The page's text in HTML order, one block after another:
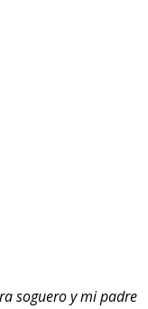
soguero y mi padre